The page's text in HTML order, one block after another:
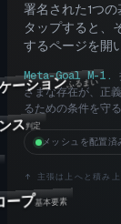
署名された1つ
タップすると、
するページを開
Meta-Goal M-1.
ざまな存在が、正
るための条件を守る
メッシュを配置
↑ 主張は上へと積み
ーションふるまい
ス判定
ープ基本要素